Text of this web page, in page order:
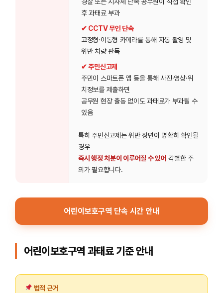
후 과태료 부과
✔ CCTV 무인 단속
고정형·이동형 카메라를 통해 자동 촬영 및
위반 차량 판독
✔ 주민신고제
주민이 스마트폰 앱 등을 통해 사진·영상·위
치정보를 제출하면
공무원 현장 출동 없이도 과태료가 부과될 수
있음
특히 주민신고제는 위반 장면이 명확히 확인될
경우
즉시 행정 처분이 이루어질 수 있어 각별한 주
의가 필요합니다.
어린이보호구역 단속 시간 안내
어린이보호구역 과태료 기준 안내
법적 근거